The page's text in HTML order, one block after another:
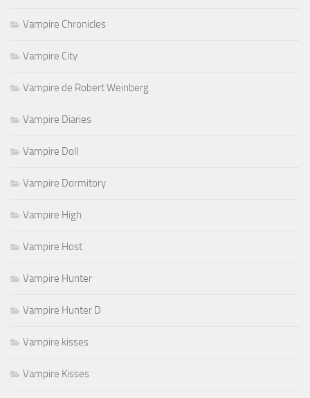
Vampire Chronicles
Vampire City
Vampire de Robert Weinberg
Vampire Diaries
Vampire Doll
Vampire Dormitory
Vampire High
Vampire Host
Vampire Hunter
Vampire Hunter D
Vampire kisses
Vampire Kisses